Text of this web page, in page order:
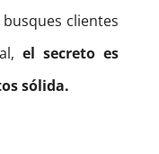
clientes
el secreto es
sólida.